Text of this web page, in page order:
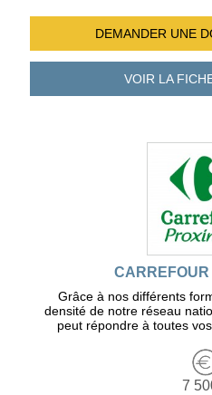
DEMANDER UNE
VOIR LA
CARREFOUR
Grâce à nos différents
densité de notre réseau
peut répondre à toutes
7